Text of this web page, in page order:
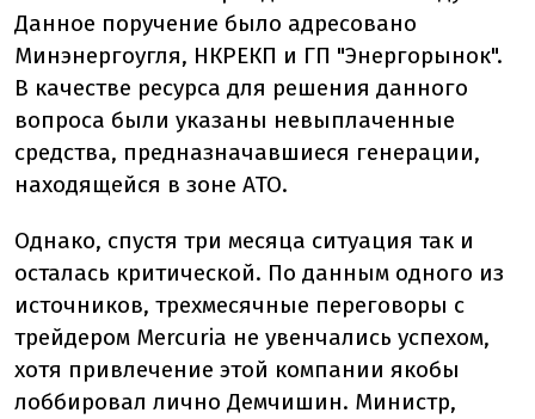
Данное поручение было адресовано
Минэнергоугля, НКРЕКП и ГП "Энергорынок".
В качестве ресурса для решения данного
вопроса были указаны невыплаченные
средства, предназначавшиеся генерации,
находящейся в зоне АТО.
Однако, спустя три месяца ситуация так и
осталась критической. По данным одного из
источников, трехмесячные переговоры с
трейдером Mercuria не увенчались успехом,
хотя привлечение этой компании якобы
лоббировал лично Демчишин. Министр,